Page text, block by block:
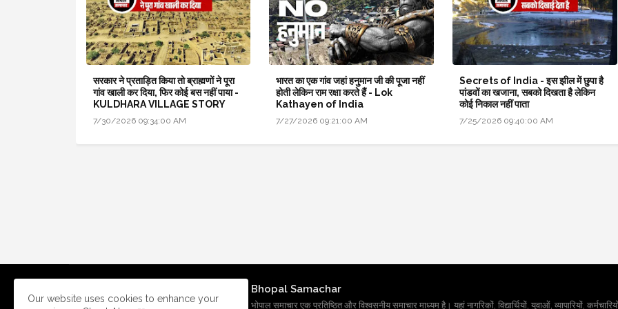
सरकार ने प्रताड़ित किया तो ब्राह्मणों ने पूरा
गांव खाली कर दिया, फिर कोई बस नहीं पाया -
KULDHARA VILLAGE STORY
7/30/2026 09:34:00 AM
भारत का एक गांव जहां हनुमान जी की पूजा नहीं
होती लेकिन राम रक्षा करते हैं - Lok
Kathayen of India
7/27/2026 09:21:00 AM
Secrets of India - इस झील में छुपा है
पांडवों का खजाना, सबको दिखता है लेकिन
कोई निकाल नहीं पाता
7/25/2026 09:40:00 AM
Bhopal Samachar
भोपाल समाचार एक प्रतिष्ठित और विश्वसनीय समाचार माध्यम है। यहां नागरिकों, विद्यार्थियों, युवाओं, व्यापारियों,
Our website uses cookies to enhance your